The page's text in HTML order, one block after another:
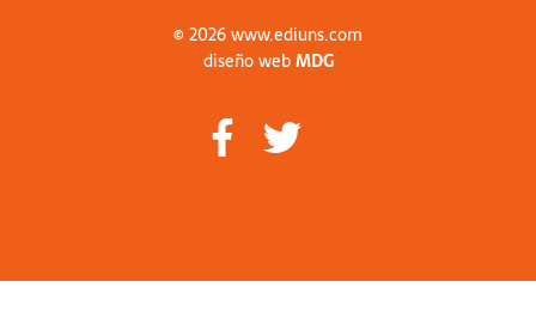
© 2026 www.ediuns.com
diseño webMDG